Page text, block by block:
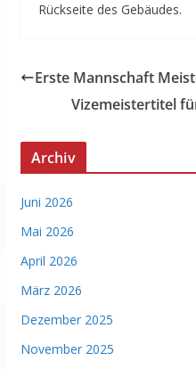
Rückseite des Gebäudes.
Erste Mannschaft
Vizemeistertitel
Archiv
Juni 2026
Mai 2026
April 2026
März 2026
Dezember 2025
November 2025